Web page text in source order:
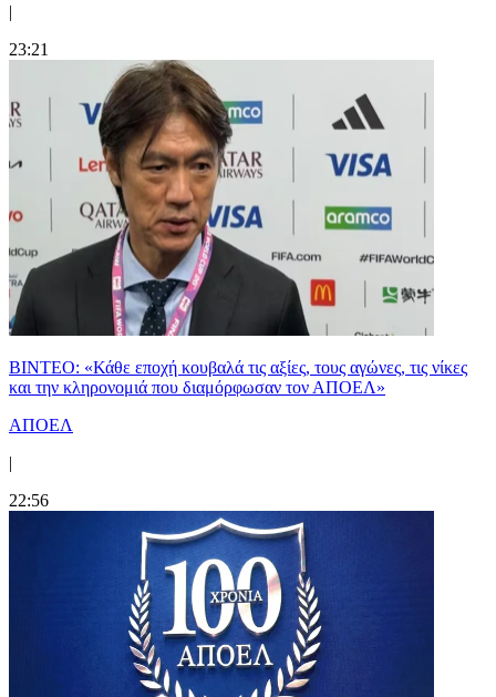
|
23:21
ΒΙΝΤΕΟ: «Κάθε εποχή κουβαλά τις αξίες, τους αγώνες, τις νίκες
και την κληρονομιά που διαμόρφωσαν τον ΑΠΟΕΛ»
ΑΠΟΕΛ
|
22:56